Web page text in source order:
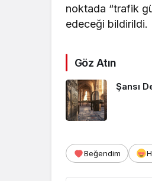
noktada “trafik
edeceği bildirildi.
Göz Atın
Şansı
Beğendim